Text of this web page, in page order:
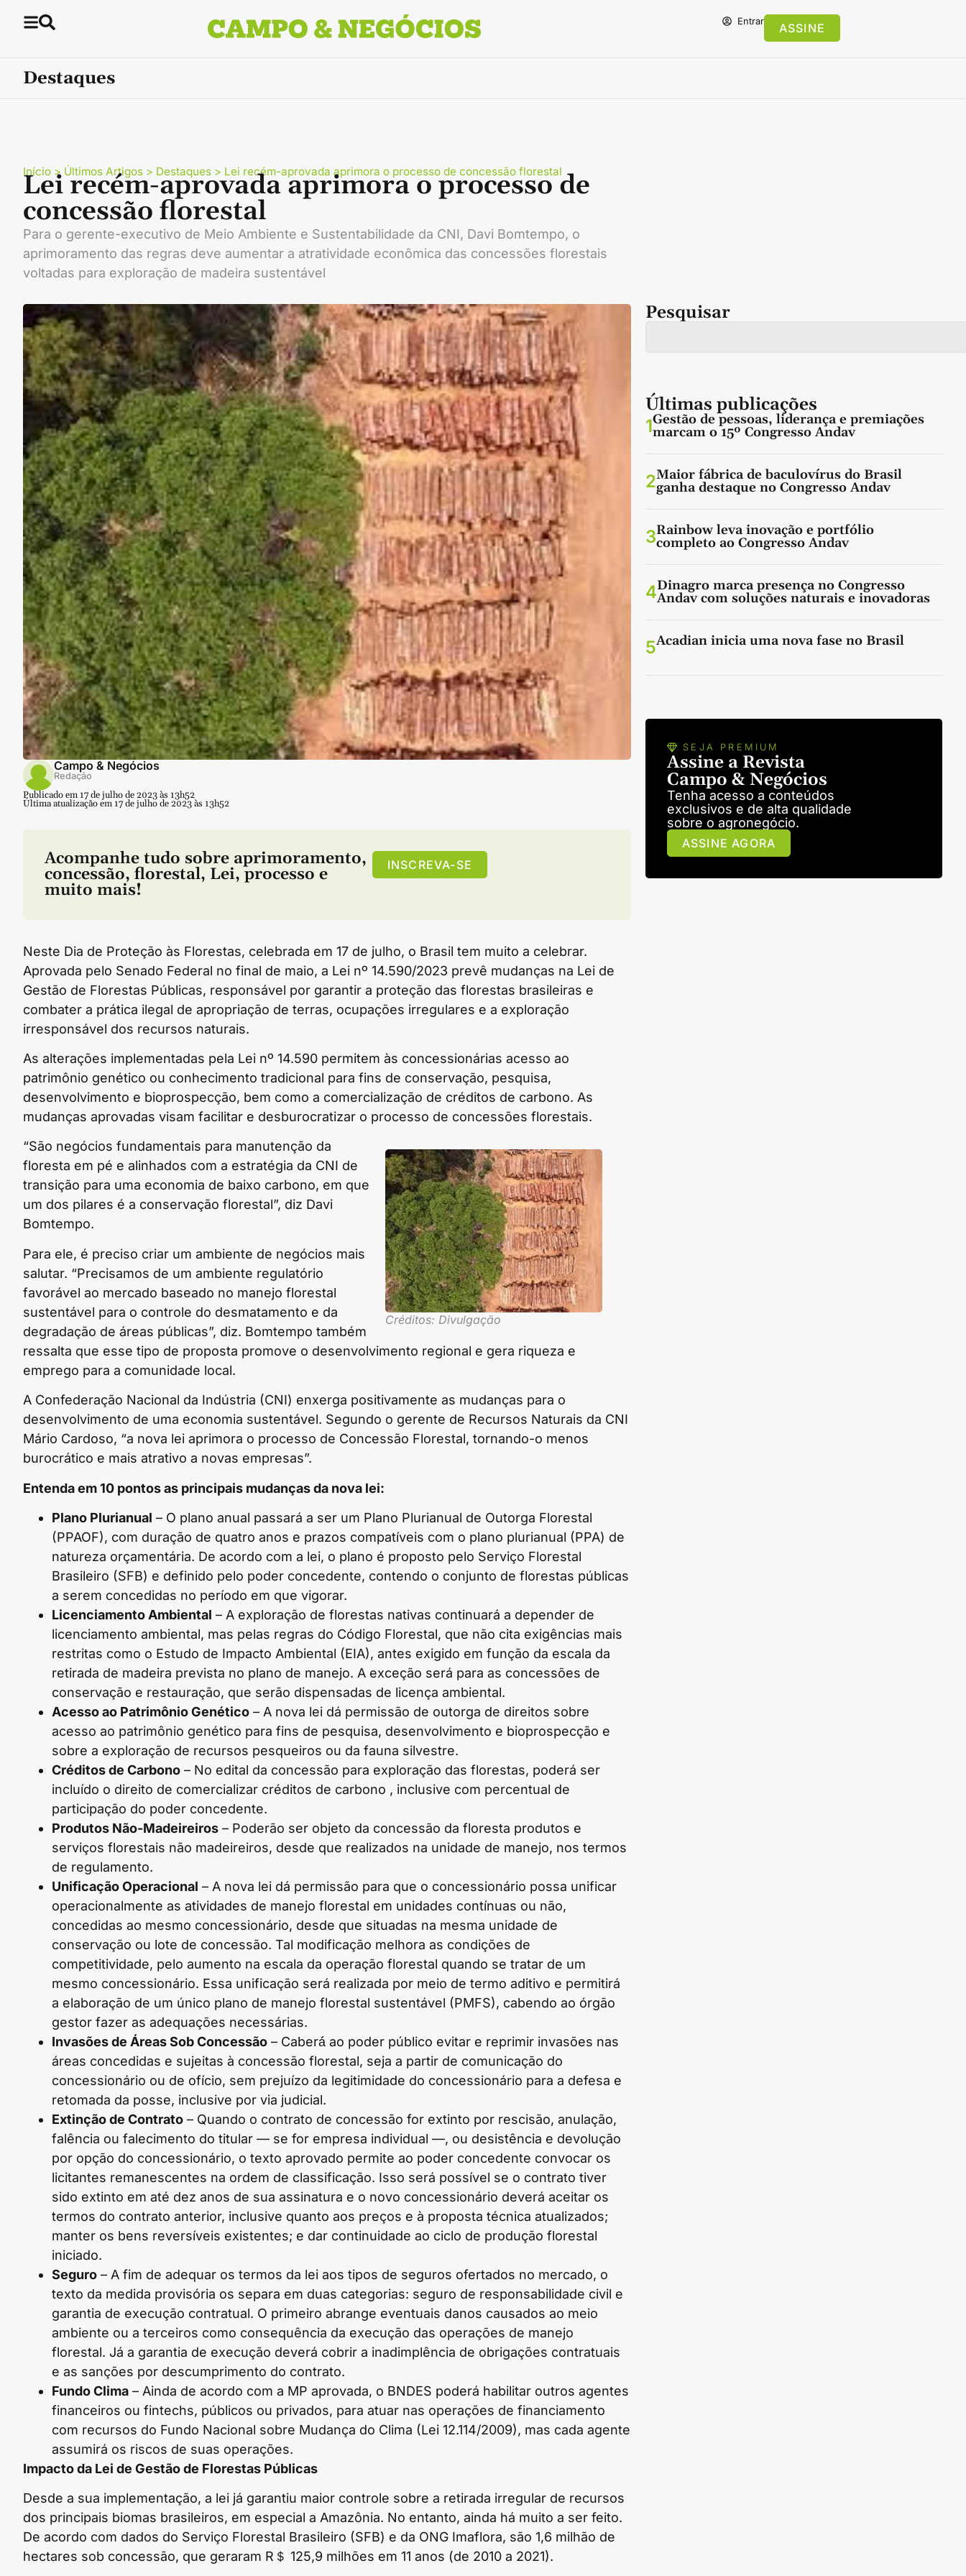
Entrar ASSINE
Destaques
Início > Últimos Artigos > Destaques > Lei recém-aprovada aprimora o processo de concessão florestal
Lei recém-aprovada aprimora o processo de
concessão florestal
Para o gerente-executivo de Meio Ambiente e Sustentabilidade da CNI, Davi Bomtempo, o
aprimoramento das regras deve aumentar a atratividade econômica das concessões florestais
voltadas para exploração de madeira sustentável
Campo & Negócios
Redação
Publicado em 17 de julho de 2023 às 13h52
Última atualização em 17 de julho de 2023 às 13h52
Acompanhe tudo sobre aprimoramento,
concessão, florestal, Lei,processo e
muito mais!
INSCREVA-SE
Neste Dia de Proteção às Florestas, celebrada em 17 de julho, o Brasil tem muito a celebrar.
Aprovada pelo Senado Federal no final de maio, a Lei nº 14.590/2023 prevê mudanças na Lei de
Gestão de Florestas Públicas, responsável por garantir a proteção das florestas brasileiras e
combater a prática ilegal de apropriação de terras, ocupações irregulares e a exploração
irresponsável dos recursos naturais.
As alterações implementadas pela Lei nº 14.590 permitem às concessionárias acesso ao
patrimônio genético ou conhecimento tradicional para fins de conservação, pesquisa,
desenvolvimento e bioprospecção, bem como a comercialização de créditos de carbono. As
mudanças aprovadas visam facilitar e desburocratizar o processo de concessões florestais.
Créditos: Divulgação
“São negócios fundamentais para manutenção da
floresta em pé e alinhados com a estratégia da CNI de
transição para uma economia de baixo carbono, em que
um dos pilares é a conservação florestal”, diz Davi
Bomtempo.
Para ele, é preciso criar um ambiente de negócios mais
salutar. “Precisamos de um ambiente regulatório
favorável ao mercado baseado no manejo florestal
sustentável para o controle do desmatamento e da
degradação de áreas públicas”, diz. Bomtempo também
ressalta que esse tipo de proposta promove o desenvolvimento regional e gera riqueza e
emprego para a comunidade local.
A Confederação Nacional da Indústria (CNI) enxerga positivamente as mudanças para o
desenvolvimento de uma economia sustentável. Segundo o gerente de Recursos Naturais da CNI
Mário Cardoso, “a nova lei aprimora o processo de Concessão Florestal, tornando-o menos
burocrático e mais atrativo a novas empresas”.
Entenda em 10 pontos as principais mudanças da nova lei:
Plano Plurianual – O plano anual passará a ser um Plano Plurianual de Outorga Florestal
(PPAOF), com duração de quatro anos e prazos compatíveis com o plano plurianual (PPA) de
natureza orçamentária. De acordo com a lei, o plano é proposto pelo Serviço Florestal
Brasileiro (SFB) e definido pelo poder concedente, contendo o conjunto de florestas públicas
a serem concedidas no período em que vigorar.
Licenciamento Ambiental – A exploração de florestas nativas continuará a depender de
licenciamento ambiental, mas pelas regras do Código Florestal, que não cita exigências mais
restritas como o Estudo de Impacto Ambiental (EIA), antes exigido em função da escala da
retirada de madeira prevista no plano de manejo. A exceção será para as concessões de
conservação e restauração, que serão dispensadas de licença ambiental.
Acesso ao Patrimônio Genético – A nova lei dá permissão de outorga de direitos sobre
acesso ao patrimônio genético para fins de pesquisa, desenvolvimento e bioprospecção e
sobre a exploração de recursos pesqueiros ou da fauna silvestre.
Créditos de Carbono – No edital da concessão para exploração das florestas, poderá ser
incluído o direito de comercializar créditos de carbono , inclusive com percentual de
participação do poder concedente.
Produtos Não-Madeireiros – Poderão ser objeto da concessão da floresta produtos e
serviços florestais não madeireiros, desde que realizados na unidade de manejo, nos termos
de regulamento.
Unificação Operacional – A nova lei dá permissão para que o concessionário possa unificar
operacionalmente as atividades de manejo florestal em unidades contínuas ou não,
concedidas ao mesmo concessionário, desde que situadas na mesma unidade de
conservação ou lote de concessão. Tal modificação melhora as condições de
competitividade, pelo aumento na escala da operação florestal quando se tratar de um
mesmo concessionário. Essa unificação será realizada por meio de termo aditivo e permitirá
a elaboração de um único plano de manejo florestal sustentável (PMFS), cabendo ao órgão
gestor fazer as adequações necessárias.
Invasões de Áreas Sob Concessão – Caberá́ ao poder público evitar e reprimir invasões nas
áreas concedidas e sujeitas à concessão florestal, seja a partir de comunicação do
concessionário ou de ofício, sem prejuízo da legitimidade do concessionário para a defesa e
retomada da posse, inclusive por via judicial.
Extinção de Contrato – Quando o contrato de concessão for extinto por rescisão, anulação,
falência ou falecimento do titular — se for empresa individual —, ou desistência e devolução
por opção do concessionário, o texto aprovado permite ao poder concedente convocar os
licitantes remanescentes na ordem de classificação. Isso será possível se o contrato tiver
sido extinto em até dez anos de sua assinatura e o novo concessionário deverá aceitar os
termos do contrato anterior, inclusive quanto aos preços e à proposta técnica atualizados;
manter os bens reversíveis existentes; e dar continuidade ao ciclo de produção florestal
iniciado.
Seguro – A fim de adequar os termos da lei aos tipos de seguros ofertados no mercado, o
texto da medida provisória os separa em duas categorias: seguro de responsabilidade civil e
garantia de execução contratual. O primeiro abrange eventuais danos causados ao meio
ambiente ou a terceiros como consequência da execução das operações de manejo
florestal. Já a garantia de execução deverá cobrir a inadimplência de obrigações contratuais
e as sanções por descumprimento do contrato.
Fundo Clima – Ainda de acordo com a MP aprovada, o BNDES poderá habilitar outros agentes
financeiros ou fintechs, públicos ou privados, para atuar nas operações de financiamento
com recursos do Fundo Nacional sobre Mudança do Clima (Lei 12.114/2009), mas cada agente
assumirá os riscos de suas operações.
Impacto da Lei de Gestão de Florestas Públicas
Desde a sua implementação, a lei já garantiu maior controle sobre a retirada irregular de recursos
dos principais biomas brasileiros, em especial a Amazônia. No entanto, ainda há muito a ser feito.
De acordo com dados do Serviço Florestal Brasileiro (SFB) e da ONG Imaflora, são 1,6 milhão de
hectares sob concessão, que geraram R＄ 125,9 milhões em 11 anos (de 2010 a 2021).
Pesquisar
Últimas publicações
1Gestão de pessoas, liderança e premiações
marcam o 15º Congresso Andav
2Maior fábrica de baculovírus do Brasil
ganha destaque no Congresso Andav
3Rainbow leva inovação e portfólio
completo ao Congresso Andav
4Dinagro marca presença no Congresso
Andav com soluções naturais e inovadoras
5Acadian inicia uma nova fase no Brasil
SEJA PREMIUM
Assine a Revista
Campo & Negócios
Tenha acesso a conteúdos
exclusivos e de alta qualidade
sobre o agronegócio.
ASSINE AGORA